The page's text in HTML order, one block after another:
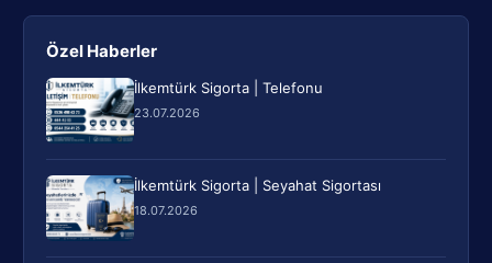
Özel Haberler
İlkemtürk Sigorta | Telefonu
23.07.2026
İlkemtürk Sigorta | Seyahat Sigortası
18.07.2026